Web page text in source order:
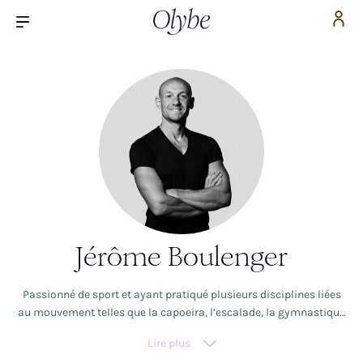
Jérôme Boulenger
Passionné de sport et ayant pratiqué plusieurs disciplines liées
au mouvement telles que la capoeira, l’escalade, la gymnastique
s’éprend immédiatement de cette pratique, liant le corps et
Lire plus